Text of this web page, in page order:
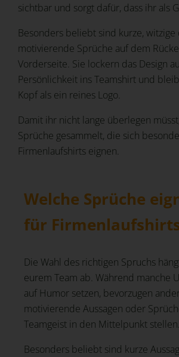
sichtbar und sorgt dafür, dass ihr als
Besonders beliebt sind kurze, witzige
motivierende Sprüche auf dem
Vorderseite. Sie lockern das Design
Persönlichkeit ins Teamshirt und
Kopf als ein reines Logo.
Damit ihr nicht lange überlegen
Sprüche gesammelt, die sich
Firmenlaufshirts eignen.
Welche Sprüche
für
Die Wahl des richtigen Spruchs
eurem Team ab. Während manche
auf Humor setzen, bevorzugen
motivierende Aussagen oder
Teamgeist in den Mittelpunkt stellen.
Besonders beliebt sind kurze